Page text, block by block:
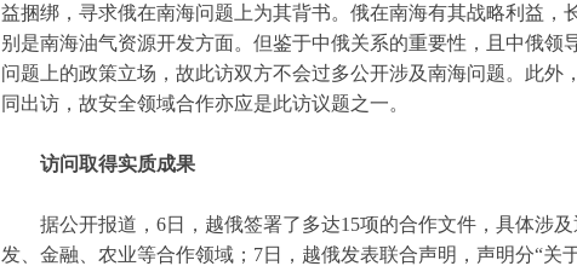
益捆绑，寻求俄在南海问题上为其背书。俄在南海有其战略利益，
别是南海油气资源开发方面。但鉴于中俄关系的重要性，且中俄领
问题上的政策立场，故此访双方不会过多公开涉及南海问题。此外
同出访，故安全领域合作亦应是此访议题之一。
访问取得实质成果
据公开报道，6日，越俄签署了多达15项的合作文件，具体涉
发、金融、农业等合作领域；7日，越俄发表联合声明，声明分“关